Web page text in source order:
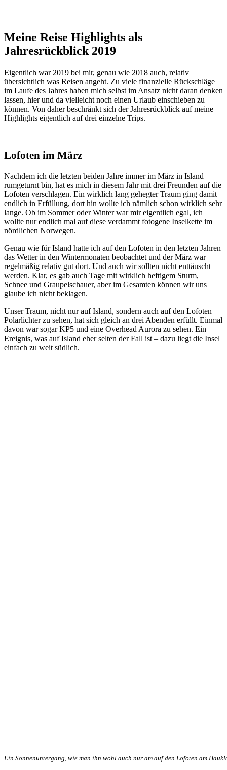
Meine Reise Highlights als
Jahresrückblick 2019
Eigentlich war 2019 bei mir, genau wie 2018 auch, relativ
übersichtlich was Reisen angeht. Zu viele finanzielle Rückschläge
im Laufe des Jahres haben mich selbst im Ansatz nicht daran denken
lassen, hier und da vielleicht noch einen Urlaub einschieben zu
können. Von daher beschränkt sich der Jahresrückblick auf meine
Highlights eigentlich auf drei einzelne Trips.
Lofoten im März
Nachdem ich die letzten beiden Jahre immer im März in Island
rumgeturnt bin, hat es mich in diesem Jahr mit drei Freunden auf die
Lofoten verschlagen. Ein wirklich lang gehegter Traum ging damit
endlich in Erfüllung, dort hin wollte ich nämlich schon wirklich sehr
lange. Ob im Sommer oder Winter war mir eigentlich egal, ich
wollte nur endlich mal auf diese verdammt fotogene Inselkette im
nördlichen Norwegen.
Genau wie für Island hatte ich auf den Lofoten in den letzten Jahren
das Wetter in den Wintermonaten beobachtet und der März war
regelmäßig relativ gut dort. Und auch wir sollten nicht enttäuscht
werden. Klar, es gab auch Tage mit wirklich heftigem Sturm,
Schnee und Graupelschauer, aber im Gesamten können wir uns
glaube ich nicht beklagen.
Unser Traum, nicht nur auf Island, sondern auch auf den Lofoten
Polarlichter zu sehen, hat sich gleich an drei Abenden erfüllt. Einmal
davon war sogar KP5 und eine Overhead Aurora zu sehen. Ein
Ereignis, was auf Island eher selten der Fall ist – dazu liegt die Insel
einfach zu weit südlich.
Ein Sonnenuntergang, wie man ihn wohl auch nur am auf den Lofoten am